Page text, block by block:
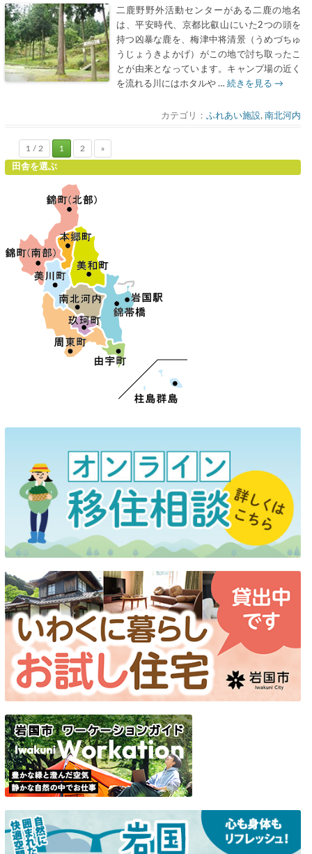
二鹿野野外活動センターがある二鹿の地名
は、平安時代、京都比叡山にいた2つの頭を
持つ凶暴な鹿を、梅津中将清景（うめづちゅ
うじょうきよかげ）がこの地で討ち取ったこ
とが由来となっています。キャンプ場の近く
を流れる川にはホタルや … 続きを見る →
カテゴリ：ふれあい施設,南北河内
1 / 2 1 2 »
田舎を選ぶ